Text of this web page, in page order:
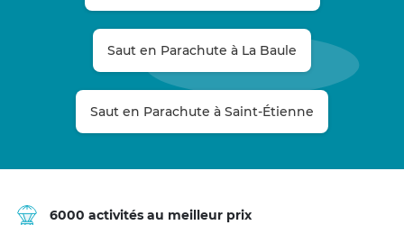
Saut en Parachute à La Baule
Saut en Parachute à Saint-Étienne
6000 activités au meilleur prix